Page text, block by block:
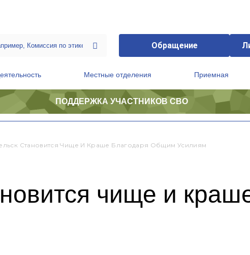
Обращение
Местные отделения Приемная
ПОДДЕРЖКА УЧАСТНИКОВ СВО
Становится Чище И Краше Благодаря Общим Усилиям
чище и